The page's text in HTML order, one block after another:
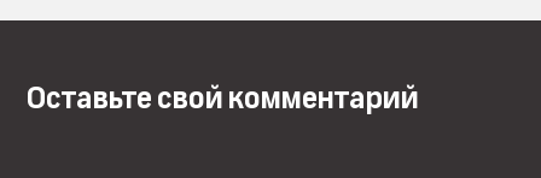
Оставьте свой комментарий